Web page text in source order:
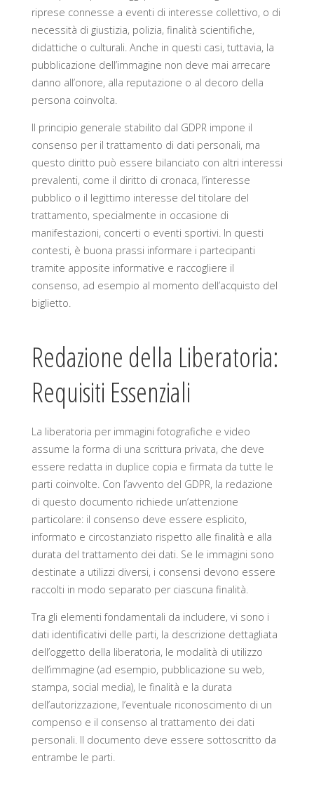
riprese connesse a eventi di interesse collettivo, o di
necessità di giustizia, polizia, finalità scientifiche,
didattiche o culturali. Anche in questi casi, tuttavia, la
pubblicazione dell’immagine non deve mai arrecare
danno all’onore, alla reputazione o al decoro della
persona coinvolta.
Il principio generale stabilito dal GDPR impone il
consenso per il trattamento di dati personali, ma
questo diritto può essere bilanciato con altri interessi
prevalenti, come il diritto di cronaca, l’interesse
pubblico o il legittimo interesse del titolare del
trattamento, specialmente in occasione di
manifestazioni, concerti o eventi sportivi. In questi
contesti, è buona prassi informare i partecipanti
tramite apposite informative e raccogliere il
consenso, ad esempio al momento dell’acquisto del
biglietto.
Redazione della Liberatoria:
Requisiti Essenziali
La liberatoria per immagini fotografiche e video
assume la forma di una scrittura privata, che deve
essere redatta in duplice copia e firmata da tutte le
parti coinvolte. Con l’avvento del GDPR, la redazione
di questo documento richiede un’attenzione
particolare: il consenso deve essere esplicito,
informato e circostanziato rispetto alle finalità e alla
durata del trattamento dei dati. Se le immagini sono
destinate a utilizzi diversi, i consensi devono essere
raccolti in modo separato per ciascuna finalità.
Tra gli elementi fondamentali da includere, vi sono i
dati identificativi delle parti, la descrizione dettagliata
dell’oggetto della liberatoria, le modalità di utilizzo
dell’immagine (ad esempio, pubblicazione su web,
stampa, social media), le finalità e la durata
dell’autorizzazione, l’eventuale riconoscimento di un
compenso e il consenso al trattamento dei dati
personali. Il documento deve essere sottoscritto da
entrambe le parti.